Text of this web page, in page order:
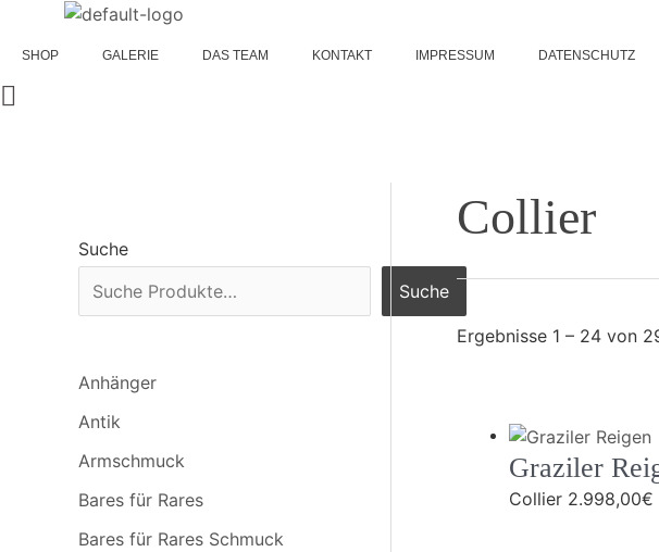
springen
SHOP GALERIE DAS TEAM KONTAKT IMPRESSUM DATENSCHUTZ
Suche
Suche
Anhänger
Antik
Armschmuck
Bares für Rares
Bares für Rares Schmuck
Collier
Ergebnisse 1 – 24 von
Graziler
Collier 2.998,00€